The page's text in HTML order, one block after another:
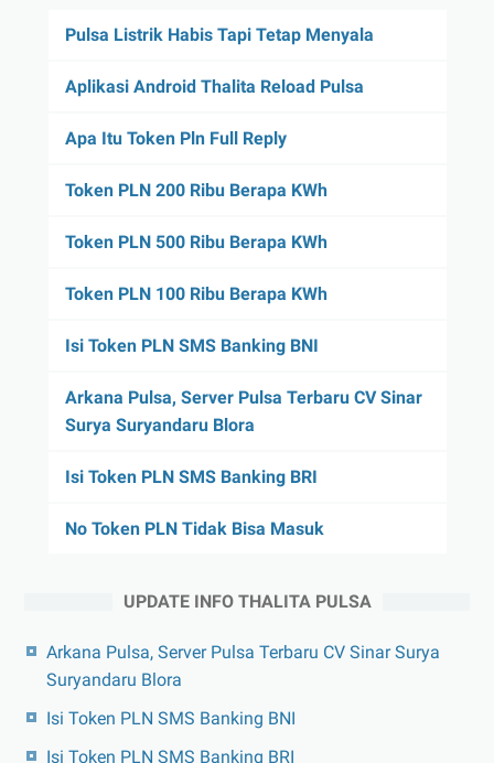
Pulsa Listrik Habis Tapi Tetap Menyala
Aplikasi Android Thalita Reload Pulsa
Apa Itu Token Pln Full Reply
Token PLN 200 Ribu Berapa KWh
Token PLN 500 Ribu Berapa KWh
Token PLN 100 Ribu Berapa KWh
Isi Token PLN SMS Banking BNI
Arkana Pulsa, Server Pulsa Terbaru CV Sinar
Surya Suryandaru Blora
Isi Token PLN SMS Banking BRI
No Token PLN Tidak Bisa Masuk
UPDATE INFO THALITA PULSA
Arkana Pulsa, Server Pulsa Terbaru CV Sinar Surya
Suryandaru Blora
Isi Token PLN SMS Banking BNI
Isi Token PLN SMS Banking BRI